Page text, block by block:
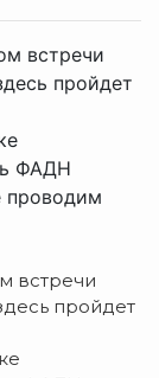
встречи
пройдет
ФАДН
проводим
встречи
пройдет